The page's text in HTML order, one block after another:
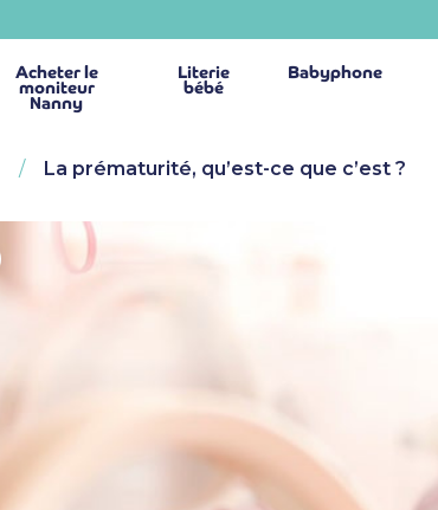
Acheterle
moniteur
Nanny
Literie
bébé
Babyphone
La prématurité, qu’est-ce que c’est ?